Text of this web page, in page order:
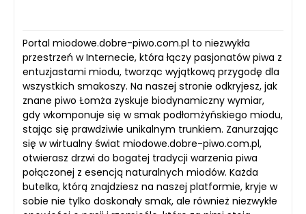
Portal miodowe.dobre-piwo.com.pl to niezwykła
przestrzeń w Internecie, która łączy pasjonatów piwa z
entuzjastami miodu, tworząc wyjątkową przygodę dla
wszystkich smakoszy. Na naszej stronie odkryjesz, jak
znane piwo Łomża zyskuje biodynamiczny wymiar,
gdy wkomponuje się w smak podłomżyńskiego miodu,
stając się prawdziwie unikalnym trunkiem. Zanurzając
się w wirtualny świat miodowe.dobre-piwo.com.pl,
otwierasz drzwi do bogatej tradycji warzenia piwa
połączonej z esencją naturalnych miodów. Każda
butelka, którą znajdziesz na naszej platformie, kryje w
sobie nie tylko doskonały smak, ale również niezwykłe